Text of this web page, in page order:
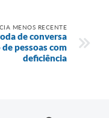
MENOS RECENTE
de conversa
pessoas com
deficiência